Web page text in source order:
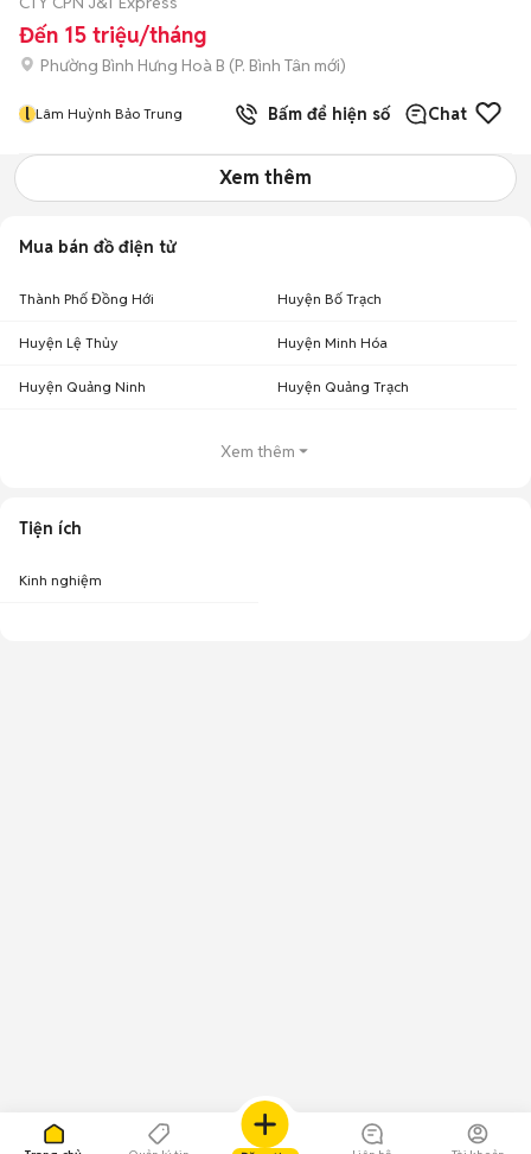
Đến 15 triệu/tháng
Phường Bình Hưng Hoà B (P. Bình Tân mới)
l Lâm Huỳnh Bảo Trung Bấm để hiện số Chat
Xem thêm
Mua bán đồ điện tử
Thành Phố Đồng Hới Huyện Bố Trạch
Huyện Lệ Thủy Huyện Minh Hóa
Huyện Quảng Ninh Huyện Quảng Trạch
Xem thêm
Tiện ích
Kinh nghiệm